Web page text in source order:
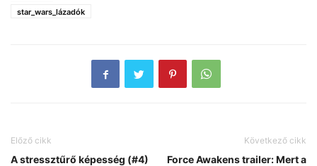
star_wars_lázadók
Előző cikk
A stressztűrő képesség (#4)
Következő cikk
Force Awakens trailer: Mert a